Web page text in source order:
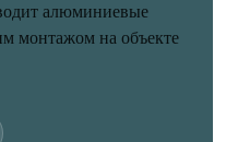
алюминиевые
монтажом на объекте